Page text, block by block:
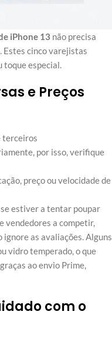
iPhone 13 não precisa
Estes cinco varejistas
toque especial.
e Preços
terceiros
por isso, verifique
preço ou velocidade de
se estiver a tentar poupar
vendedores a competir,
ignore as avaliações. Alguns
vidro temperado, o que
ao envio Prime,
com o